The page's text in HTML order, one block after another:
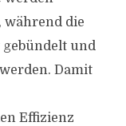
während die
und
Damit
Effizienz